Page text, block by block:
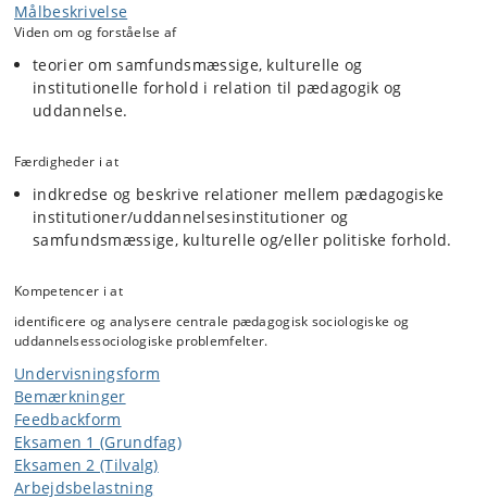
Målbeskrivelse
Viden om og forståelse af
teorier om samfundsmæssige, kulturelle og
institutionelle forhold i relation til pædagogik og
uddannelse.
Færdigheder i at
indkredse og beskrive relationer mellem pædagogiske
institutioner/uddannelsesinstitutioner og
samfundsmæssige, kulturelle og/eller politiske forhold.
Kompetencer i at
identificere og analysere centrale pædagogisk sociologiske og
uddannelsessociologiske problemfelter.
Undervisningsform
Bemærkninger
Feedbackform
Eksamen 1 (Grundfag)
Eksamen 2 (Tilvalg)
Arbejdsbelastning